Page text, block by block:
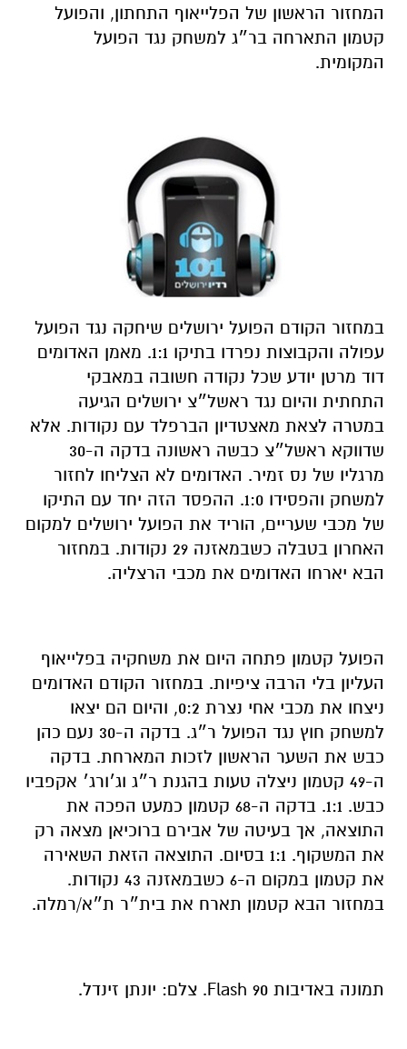
המחזור הראשון של הפלייאוף התחתון, והפועל
קטמון התארחה בר״ג למשחק נגד הפועל
המקומית.
במחזור הקודם הפועל ירושלים שיחקה נגד הפועל
עפולה והקבוצות נפרדו בתיקו 1:1. מאמן האדומים
דוד מרטן יודע שכל נקודה חשובה במאבקי
התחתית והיום נגד ראשל״צ ירושלים הגיעה
במטרה לצאת מאצטדיון הברפלד עם נקודות. אלא
שדווקא ראשל״צ כבשה ראשונה בדקה ה-30
מרגליו של נס זמיר. האדומים לא הצליחו לחזור
למשחק והפסידו 1:0. ההפסד הזה יחד עם התיקו
של מכבי שעריים, הוריד את הפועל ירושלים למקום
האחרון בטבלה כשבמאזנה 29 נקודות. במחזור
הבא יארחו האדומים את מכבי הרצליה.
הפועל קטמון פתחה היום את משחקיה בפלייאוף
העליון בלי הרבה ציפיות. במחזור הקודם האדומים
ניצחו את מכבי אחי נצרת 0:2, והיום הם יצאו
למשחק חוץ נגד הפועל ר״ג. בדקה ה-30 נעם כהן
כבש את השער הראשון לזכות המארחת. בדקה
ה-49 קטמון ניצלה טעות בהגנת ר״ג וג׳ורג׳ אקפביו
כבש. 1:1. בדקה ה-68 קטמון כמעט הפכה את
התוצאה, אך בעיטה של אבירם ברוכיאן מצאה רק
את המשקוף. 1:1 בסיום. התוצאה הזאת השאירה
את קטמון במקום ה-6 כשבמאזנה 43 נקודות.
במחזור הבא קטמון תארח את בית״ר ת״א/רמלה.
תמונה באדיבות Flash 90. צלם: יונתן זינדל.